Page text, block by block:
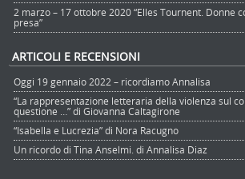
2 marzo – 17 ottobre 2020 “Elles Tournent. Donne
presa”
ARTICOLI E RECENSIONI
Oggi 19 gennaio 2022 – ricordiamo Annalisa
“La rappresentazione letteraria della violenza sul
questione …” di Giovanna Caltagirone
“Isabella e Lucrezia” di Nora Racugno
Un ricordo di Tina Anselmi. di Annalisa Diaz